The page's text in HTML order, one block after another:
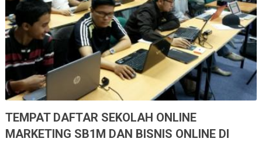
TEMPAT DAFTAR SEKOLAH ONLINE
MARKETING SB1M DAN BISNIS ONLINE DI